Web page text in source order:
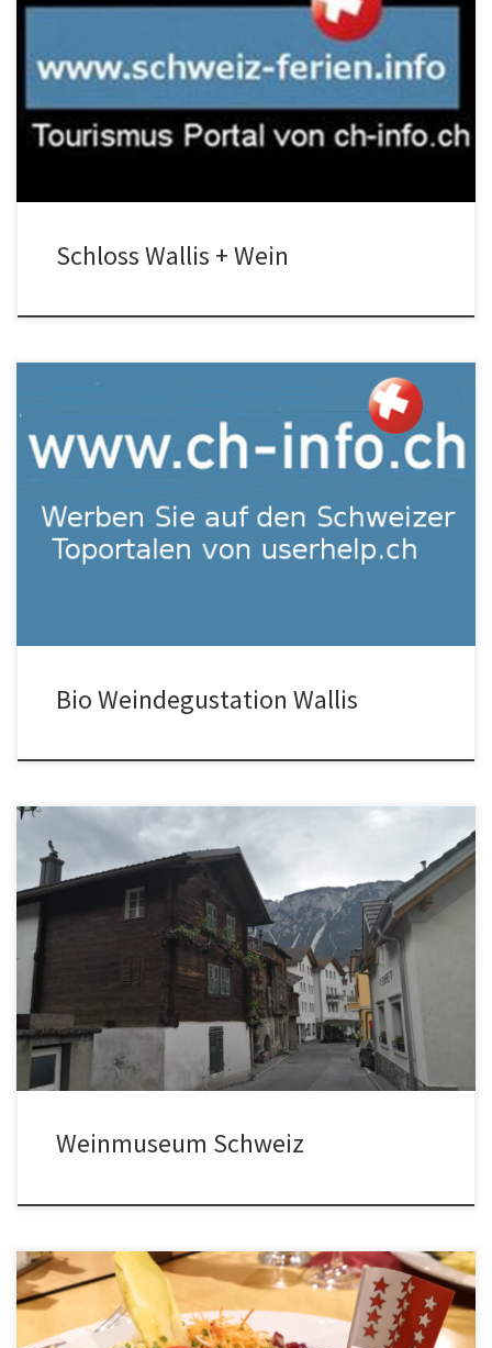
Schlossbesichtigung und Weinmuseum Weinbergbesichtigung
Wallis mit Spaziergang oder Wanderung durch die Reben mit dem
Bioweinbauer von Leuk, Salesch, … je nach Verfügbarkeit des
Winzers. Schlossbesichtigungen kann man im Rohnetal mehrere
[…]
Schloss Wallis + Wein
Gute Bioweinberg Führung Biocave Noch ist unklar welche Bio
dem Car besuchen zur Degustation. Es könnte eines dieser
Weingüter sein […]
Bio Weindegustation Wallis
Es gibt in allen Weinanbaugebieten kleinere und grössere
Weinmuseen. Wir kennen persönlich einige, aber nicht alle. Somit
ist diese Seo – bestes Weinmuseum in der Schweiz – Position noch
Weinmuseum Schweiz